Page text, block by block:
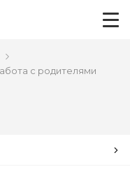
с родителями